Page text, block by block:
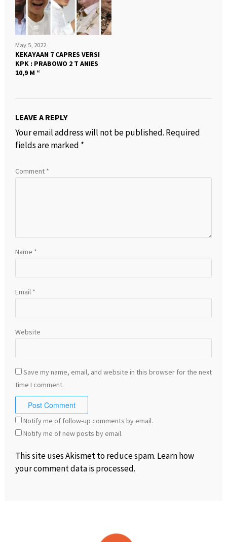
May 5, 2022
KEKAYAAN 7 CAPRES VERSI
KPK : PRABOWO 2 T ANIES
10,9 M “
LEAVE A REPLY
Your email address will not be published. Required
fields are marked *
Comment *
Name *
Email *
Website
Save my name, email, and website in this browser for the next
time I comment.
Notify me of follow-up comments by email.
Notify me of new posts by email.
This site uses Akismet to reduce spam. Learn how
your comment data is processed.